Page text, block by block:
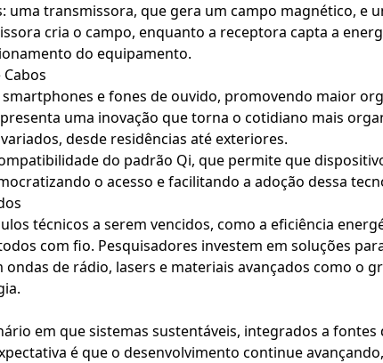
uma transmissora, que gera um campo magnético, e
cria o campo, enquanto a receptora capta a
do equipamento.
e fones de ouvido, promovendo maior
uma inovação que torna o cotidiano mais
desde residências até exteriores.
do padrão Qi, que permite que
o acesso e facilitando a adoção dessa
técnicos a serem vencidos, como a eficiência
com fio. Pesquisadores investem em soluções
de rádio, lasers e materiais avançados como o
em que sistemas sustentáveis, integrados a
é que o desenvolvimento continue